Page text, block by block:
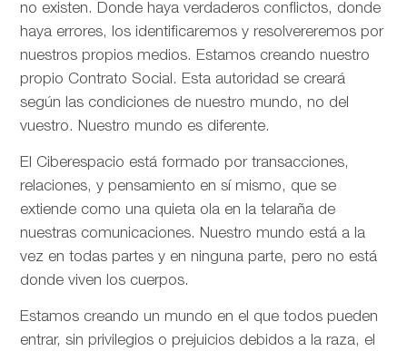
no existen. Donde haya verdaderos conflictos, donde
haya errores, los identificaremos y resolvereremos por
nuestros propios medios. Estamos creando nuestro
propio Contrato Social. Esta autoridad se creará
según las condiciones de nuestro mundo, no del
vuestro. Nuestro mundo es diferente.
El Ciberespacio está formado por transacciones,
relaciones, y pensamiento en sí mismo, que se
extiende como una quieta ola en la telaraña de
nuestras comunicaciones. Nuestro mundo está a la
vez en todas partes y en ninguna parte, pero no está
donde viven los cuerpos.
Estamos creando un mundo en el que todos pueden
entrar, sin privilegios o prejuicios debidos a la raza, el